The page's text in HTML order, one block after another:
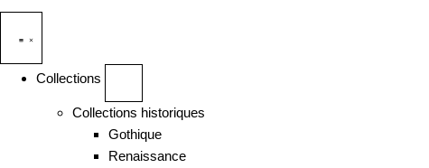
Collections
Collections historiques
Gothique
Renaissance